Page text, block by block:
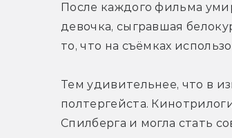
После каждого фильма
девочка, сыгравшая
то, что на съёмках
Тем удивительнее, что в
полтергейста.
Спилберга и могла стать